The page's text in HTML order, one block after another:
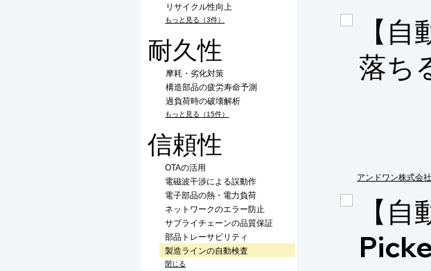
リサイクル性向上
もっと見る（3件）
耐久性
摩耗・劣化対策
構造部品の疲労寿命予測
過負荷時の破壊解析
もっと見る（15件）
信頼性
OTAの活用
電磁波干渉による誤動作
電子部品の熱・電力負荷
ネットワークのエラー防止
サプライチェーンの品質保証
部品トレーサビリティ
製造ラインの自動検査
閉じる
【
落ち
アンドワン株式会社
【